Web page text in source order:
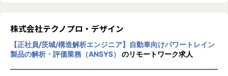
会社の定める業務
程プロジェクトの増加といった世の中で技術
者集団として価値提供を行うために、エンジ
ニアが生涯活躍できる環境を考え事業運営を
行っています。
株式会社テクノプロ・デザイン
【正社員/茨城/構造解析エンジニア】自動車向けパワートレイン
製品の解析・評価業務（ANSYS）
のリモートワーク求人